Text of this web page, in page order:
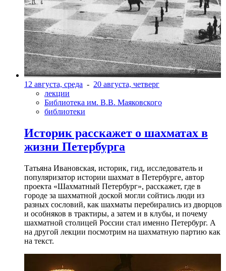
12 августа, среда - 20 августа, четверг
лекции
Библиотека им. В.В. Маяковского
библиотеки
Историк расскажет о шахматах в
жизни Петербурга
Татьяна Ивановская, историк, гид, исследователь и
популяризатор истории шахмат в Петербурге, автор
проекта «Шахматный Петербург», расскажет, где в
городе за шахматной доской могли сойтись люди из
разных сословий, как шахматы перебирались из дворцов
и особняков в трактиры, а затем и в клубы, и почему
шахматной столицей России стал именно Петербург. А
на другой лекции посмотрим на шахматную партию как
на текст.